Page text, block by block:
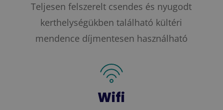
Teljesen felszerelt csendes és nyugodt
kerthelységükben található kültéri
mendence díjmentesen használható
Wifi